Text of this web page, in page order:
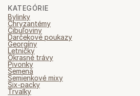
KATEGÓRIE
Bylinky
Chryzantémy
Cibuľoviny
Darčekové poukazy
Georgíny
Letničky
Okrasné trávy
Pivonky
Semená
Semienkové mixy
Six-packy
Trvalky